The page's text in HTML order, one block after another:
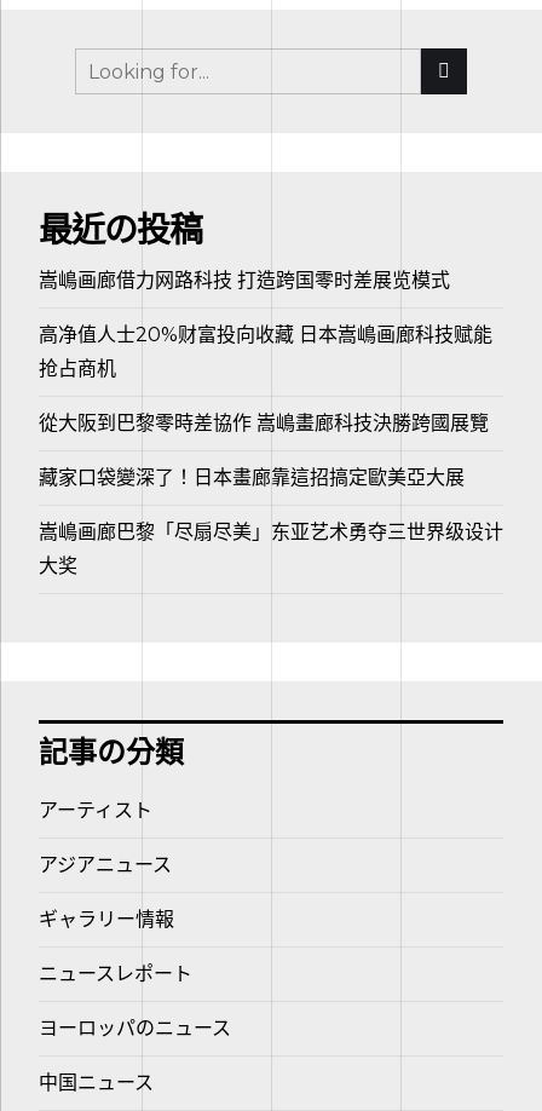
最近の投稿
嵩嶋画廊借力网路科技 打造跨国零时差展览模式
高净值人士20%财富投向收藏 日本嵩嶋画廊科技赋能
抢占商机
從大阪到巴黎零時差協作 嵩嶋畫廊科技決勝跨國展覽
藏家口袋變深了！日本畫廊靠這招搞定歐美亞大展
嵩嶋画廊巴黎「尽扇尽美」东亚艺术勇夺三世界级设计
大奖
記事の分類
アーティスト
アジアニュース
ギャラリー情報
ニュースレポート
ヨーロッパのニュース
中国ニュース